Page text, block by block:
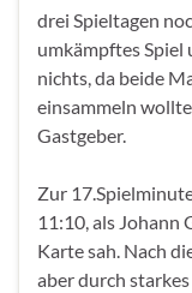
drei Spieltagen
umkämpftes Spiel
nichts, da beide
einsammeln
Gastgeber.
Zur
11:10, als Johann
Karte sah. Nach
aber durch